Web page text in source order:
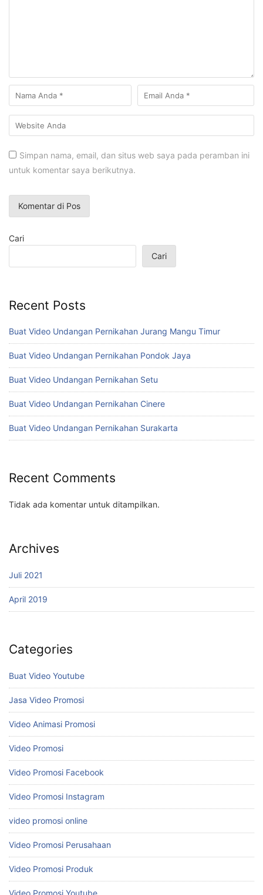
Simpan nama, email, dan situs web saya pada peramban ini
untuk komentar saya berikutnya.
Cari
Cari
Recent Posts
Buat Video Undangan Pernikahan Jurang Mangu Timur
Buat Video Undangan Pernikahan Pondok Jaya
Buat Video Undangan Pernikahan Setu
Buat Video Undangan Pernikahan Cinere
Buat Video Undangan Pernikahan Surakarta
Recent Comments
Tidak ada komentar untuk ditampilkan.
Archives
Juli 2021
April 2019
Categories
Buat Video Youtube
Jasa Video Promosi
Video Animasi Promosi
Video Promosi
Video Promosi Facebook
Video Promosi Instagram
video promosi online
Video Promosi Perusahaan
Video Promosi Produk
Video Promosi Youtube